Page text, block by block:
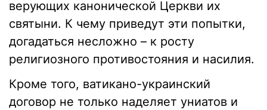
верующих канонической Церкви их
святыни. К чему приведут эти попытки,
догадаться несложно – к росту
религиозного противостояния и насилия.
Кроме того, ватикано-украинский
договор не только наделяет униатов и